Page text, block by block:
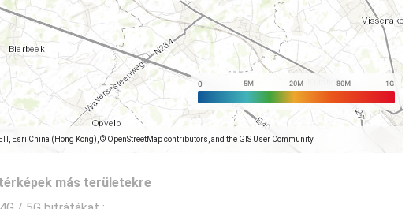
Esri China (Hong Kong), © OpenStreetMap contributors, and the GIS User Community
más területekre